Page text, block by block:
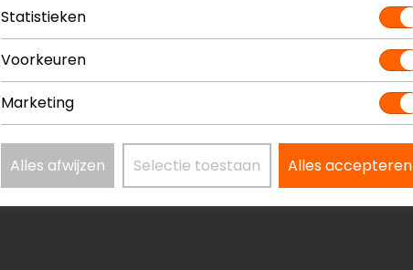
Statistieken
Voorkeuren
Marketing
Alles afwijzen Selectie toestaan Alles accepteren